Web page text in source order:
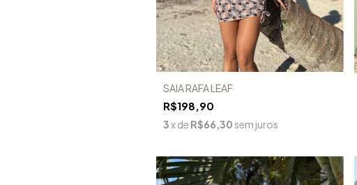
SAIA RAFA LEAF
R$198,90
3x de R$66,30 sem juros